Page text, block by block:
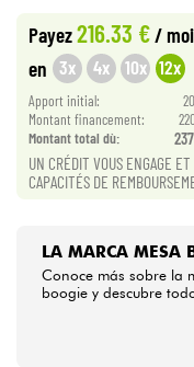
Cables & Acces.
HiFi
Bundle
Payez216.33 €/
en 3x 4x 10x 12x
Apport initial:
Montant financement:
Montant total dù:
UN CRÉDIT VOUS ENGAGE
CAPACITÉS DE
LA MARCA MESA
Conoce más sobre la
boogie y descubre